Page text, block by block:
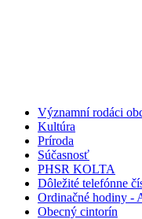
Významní rodáci
Kultúra
Príroda
Súčasnosť
PHSR KOLTA
Dôležité telefónne
Ordinačné hodiny -
Obecný cintorín